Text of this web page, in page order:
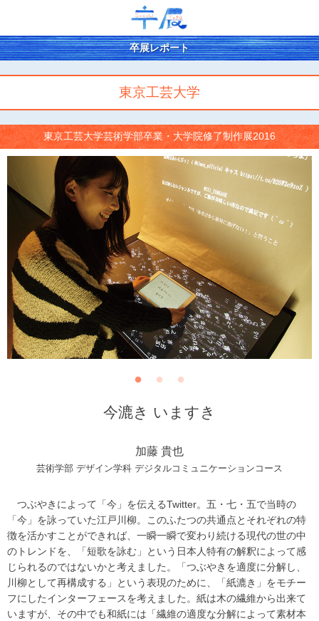
卒展レポート
東京工芸大学
東京工芸大学芸術学部卒業・大学院修了制作展2016
今漉き いますき
加藤 貴也
芸術学部 デザイン学科 デジタルコミュニケーションコース
つぶやきによって「今」を伝えるTwitter。五・七・五で当時の
「今」を詠っていた江戸川柳。このふたつの共通点とそれぞれの特
徴を活かすことができれば、一瞬一瞬で変わり続ける現代の世の中
のトレンドを、「短歌を詠む」という日本人特有の解釈によって感
じられるのではないかと考えました。「つぶやきを適度に分解し、
川柳として再構成する」という表現のために、「紙漉き」をモチー
フにしたインターフェースを考えました。紙は木の繊維から出来て
いますが、その中でも和紙には「繊維の適度な分解によって素材本